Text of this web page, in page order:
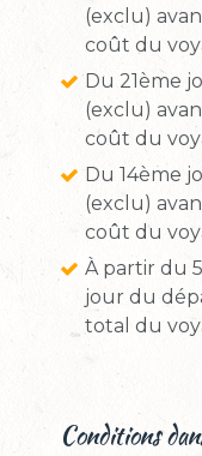
(exclu)
coût du
Du 21ème
(exclu)
coût du
Du 14ème
(exclu)
coût du
À partir du
jour du
total du
Conditions